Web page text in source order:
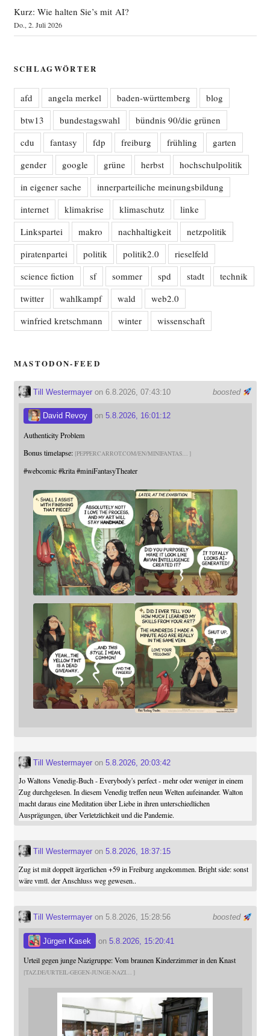
Kurz: Wie halten Sie’s mit AI?
Do., 2. Juli 2026
SCHLAGWÖRTER
afd angela merkel baden-württemberg
blog
btw13
bundestagswahl
bündnis 90/die grünen
cdu
fantasy fdp freiburg frühling
garten
gender
google grüne herbst
hochschulpolitik
in eigener sache
innerparteiliche meinungsbildung
internet
klimakrise klimaschutz
linke
Linkspartei
makro nachhaltigkeit
netzpolitik
piratenpartei
politik politik2.0
rieselfeld
science fiction
sf sommer spd stadt
technik
twitter
wahlkampf wald
web2.0
winfried kretschmann
winter wissenschaft
MASTODON-FEED
boosted
Till Westermayeron 6.8.2026, 07:43:10
David Revoy on 5.8.2026, 16:01:12
Authenticity Problem
Bonus timelapse: PEPPERCARROT.COM/EN/MINIFANTAS
#webcomic #krita #miniFantasyTheater
Till Westermayeron 5.8.2026, 20:03:42
Jo Waltons Venedig-Buch - Everybody's perfect - mehr oder weniger in einem
Zug durchgelesen. In diesem Venedig treffen neun Welten aufeinander. Walton
macht daraus eine Meditation über Liebe in ihren unterschiedlichen
Ausprägungen, über Verletzlichkeit und die Pandemie.
Till Westermayeron 5.8.2026, 18:37:15
Zug ist mit doppelt ärgerlichen +59 in Freiburg angekommen. Bright side: sonst
wäre vmtl. der Anschluss weg gewesen..
boosted
Till Westermayeron 5.8.2026, 15:28:56
Jürgen Kasek on 5.8.2026, 15:20:41
Urteil gegen junge Nazigruppe: Vom braunen Kinderzimmer in den Knast
TAZ.DE/URTEIL-GEGEN-JUNGE-NAZI